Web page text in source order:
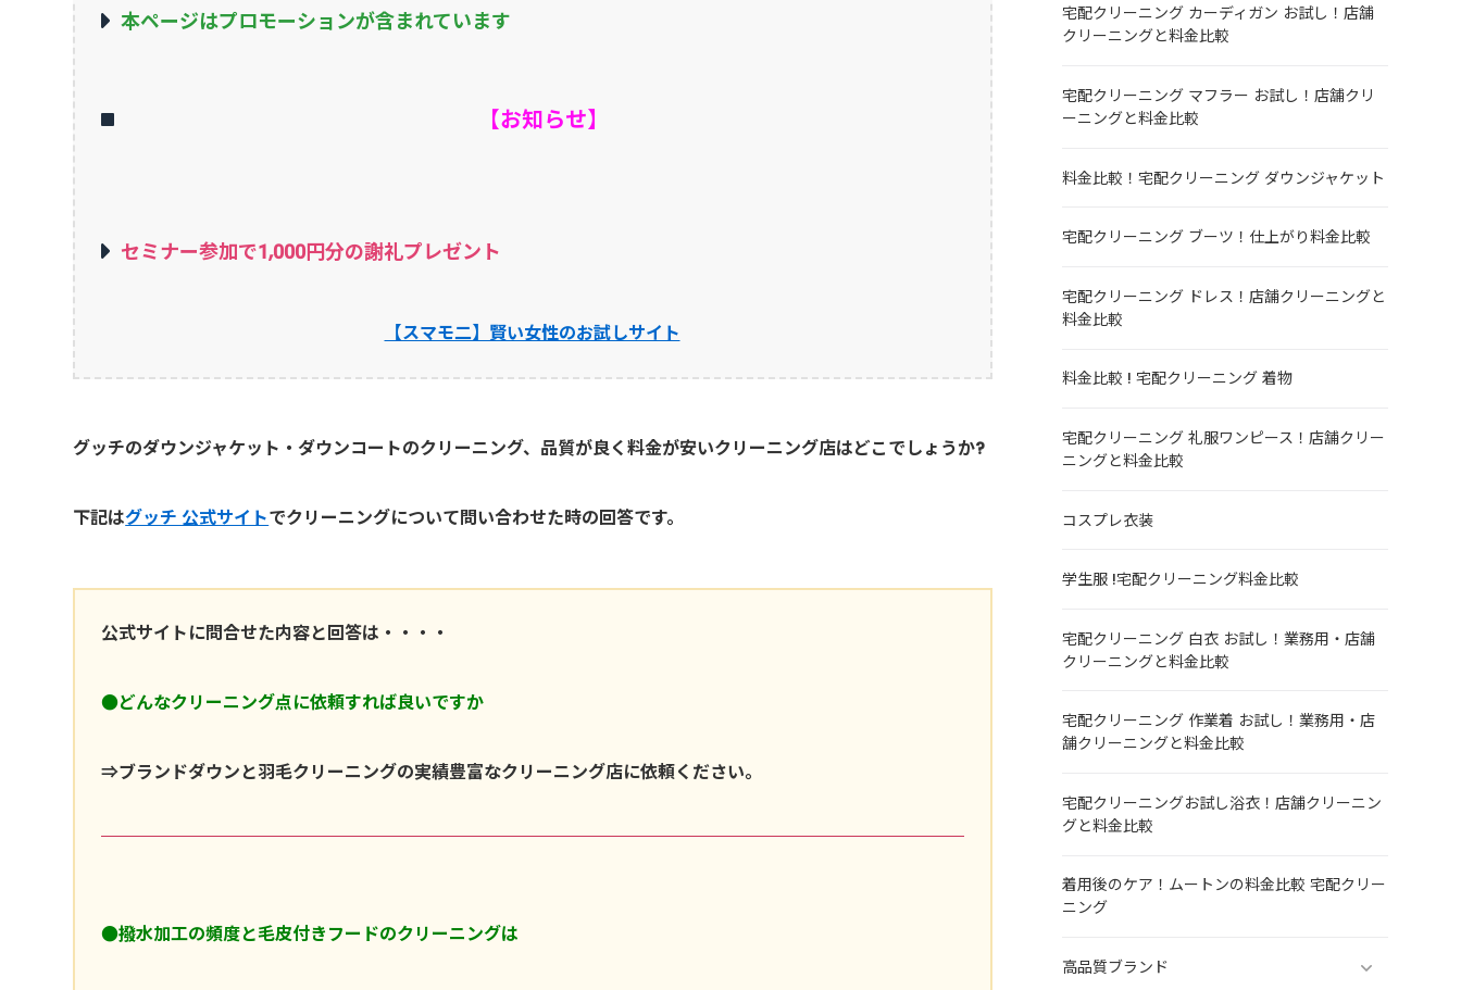
本ページはプロモーションが含まれています
【お知らせ】
セミナー参加で1,000円分の謝礼プレゼント
【スマモ二】賢い女性のお試しサイト
グッチのダウンジャケット・ダウンコートのクリーニング、品質が良く料金が安いクリーニング店はどこでしょうか?
下記はグッチ 公式サイトでクリーニングについて問い合わせた時の回答です。
公式サイトに問合せた内容と回答は・・・・
●どんなクリーニング点に依頼すれば良いですか
⇒ブランドダウンと羽毛クリーニングの実績豊富なクリーニング店に依頼ください。
●撥水加工の頻度と毛皮付きフードのクリーニングは
宅配クリーニング カーディガン お試し！店舗
クリーニングと料金比較
宅配クリーニング マフラー お試し！店舗クリ
ーニングと料金比較
料金比較！宅配クリーニング ダウンジャケット
宅配クリーニング ブーツ！仕上がり料金比較
宅配クリーニング ドレス！店舗クリーニングと
料金比較
料金比較 ! 宅配クリーニング 着物
宅配クリーニング 礼服ワンピース！店舗クリー
ニングと料金比較
コスプレ衣装
学生服 !宅配クリーニング料金比較
宅配クリーニング 白衣 お試し！業務用・店舗
クリーニングと料金比較
宅配クリーニング 作業着 お試し！業務用・店
舗クリーニングと料金比較
宅配クリーニングお試し浴衣！店舗クリーニン
グと料金比較
着用後のケア！ムートンの料金比較 宅配クリー
ニング
高品質ブランド